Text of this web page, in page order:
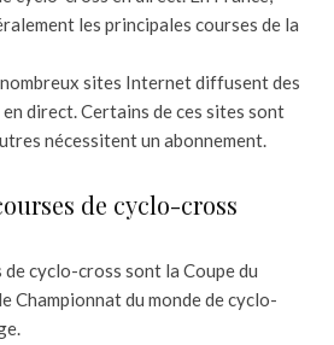
les principales courses de la
sites Internet diffusent des
direct. Certains de ces sites sont
nécessitent un abonnement.
de cyclo-cross
cyclo-cross sont la Coupe du
Championnat du monde de cyclo-